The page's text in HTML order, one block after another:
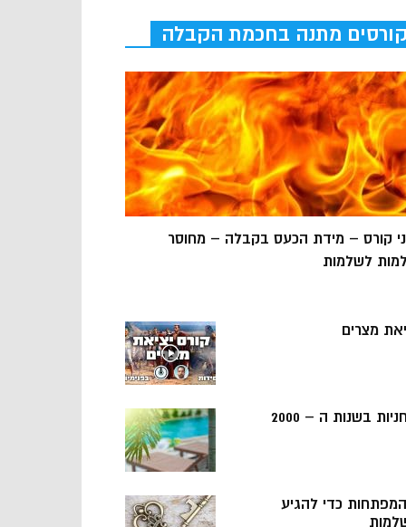
קורסים מתנה בחכמת הקבלה
קורס – מידת הכעס בקבלה – מחוסר
לשלמות
מצרים
בשנות ה – 2000
5 המפתחות כדי להגיע